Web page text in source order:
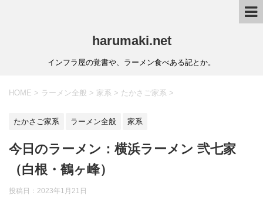
harumaki.net
インフラ屋の覚書や、ラーメン食べある記とか。
HOME > ラーメン全般 > 家系 > たかさご家系 >
たかさご家系 ラーメン全般 家系
今日のラーメン：横浜ラーメン 弐七家
（白根・鶴ヶ峰）
投稿日：2023年1月21日